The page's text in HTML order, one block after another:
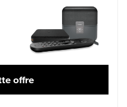
42,99 € par mois, Engagement 12 mois
offre